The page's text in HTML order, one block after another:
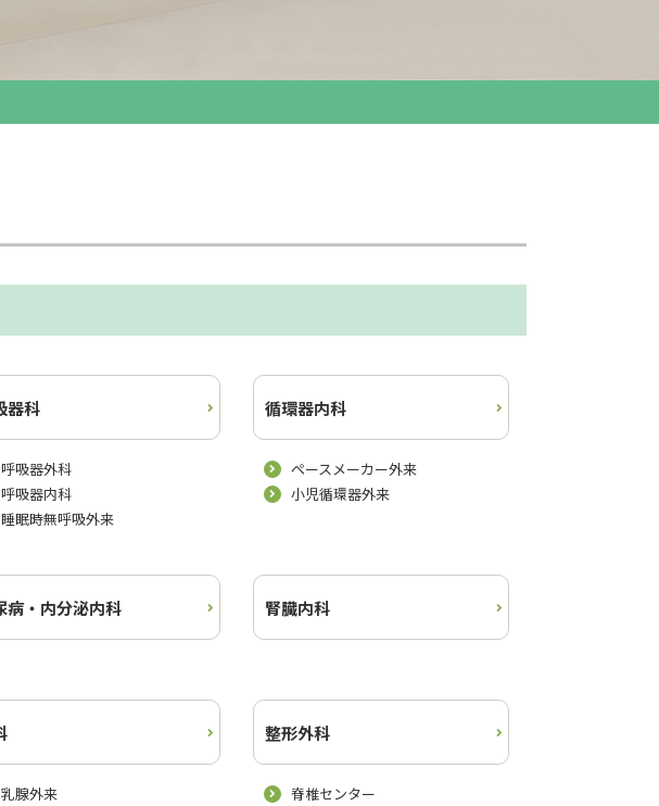
器科
呼吸器外科
呼吸器内科
睡眠時無呼吸外来
循環器内科
ペースメーカー外来
小児循環器外来
病・内分泌内科 腎臓内科
乳腺外来
整形外科
脊椎センター